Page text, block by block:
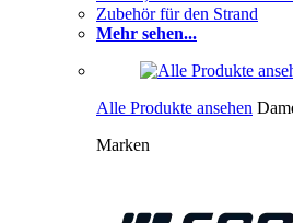
Zubehör für den Strand
Mehr sehen...
Alle Produkte ansehen
Marken